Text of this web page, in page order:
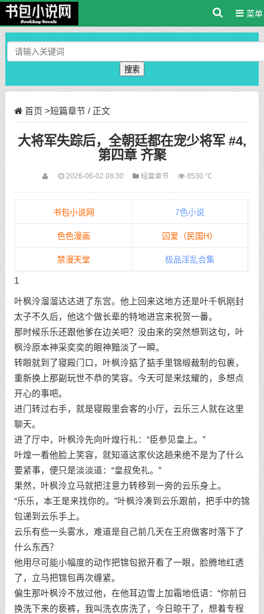
菜单
搜索
首页 >短篇章节/ 正文
大将军失踪后，全朝廷都在宠少将军 #4,
第四章 齐聚
2026-06-02 08:30 短篇章节 8530 ℃
书包小说网 7色小说
色色漫画 囚爱（民国H）
禁漫天堂 极品淫乱合集
1
叶枫泠溜溜达达进了东宫。他上回来这地方还是叶千帆刚封
太子不久后，他这个做长辈的特地进宫来祝贺一番。
那时候乐乐还跟他爹在边关吧？没由来的突然想到这句，叶
枫泠原本神采奕奕的眼神黯淡了一瞬。
转眼就到了寝殿门口，叶枫泠掂了掂手里锦缎裁制的包裹，
重新换上那副玩世不恭的笑容。今天可是来炫耀的，多想点
开心的事吧。
进门转过右手，就是寝殿里会客的小厅，云乐三人就在这里
聊天。
进了厅中，叶枫泠先向叶煌行礼：“臣参见皇上。”
叶煌一看他脸上笑容，就知道这家伙这趟来绝不是为了什么
要紧事，便只是淡淡道：“皇叔免礼。”
果然，叶枫泠立马就把注意力转移到一旁的云乐身上。
“乐乐，本王是来找你的。”叶枫泠凑到云乐跟前，把手中的锦
包递到云乐手上。
云乐有些一头雾水，难道是自己前几天在王府做客时落下了
什么东西？
他用尽可能小幅度的动作把锦包掀开看了一眼，脸腾地红透
了，立马把锦包再次缠紧。
偏生那叶枫泠不放过他，在他耳边雪上加霜地低语：“你前日
换洗下来的亵裤，我叫洗衣房洗了，今日晾干了，想着专程